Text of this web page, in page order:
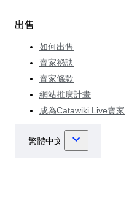
出售
如何出售
賣家祕訣
賣家條款
網站推廣計畫
成為Catawiki Live賣家